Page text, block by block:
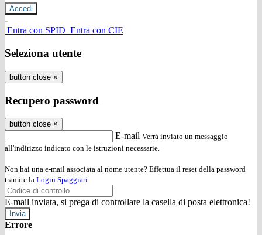
-
Entra con SPID Entra con CIE
Seleziona utente
button close ×
Recupero password
button close ×
E-mail Verrà inviato un messaggio
all'indirizzo indicato con le istruzioni necessarie.
Non hai una e-mail associata al nome utente? Effettua il reset della password
tramite la Login Spaggiari
E-mail inviata, si prega di controllare la casella di posta elettronica!
Errore